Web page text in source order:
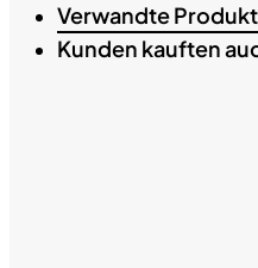
Verwandte
Kunden kauften